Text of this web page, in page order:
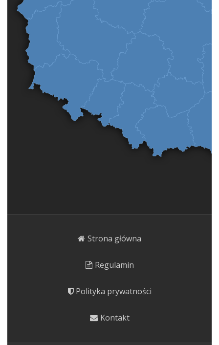
Strona główna
Regulamin
Polityka prywatności
Kontakt